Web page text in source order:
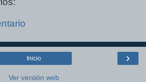
›
Inicio
Ver versión web